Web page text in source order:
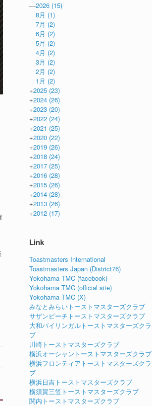
—2026 (15)
8月 (1)
7月 (2)
6月 (2)
5月 (2)
4月 (2)
3月 (2)
2月 (2)
1月 (2)
+2025 (23)
+2024 (26)
+2023 (20)
+2022 (24)
+2021 (25)
+2020 (22)
+2019 (26)
+2018 (24)
+2017 (25)
+2016 (28)
+2015 (26)
+2014 (28)
+2013 (26)
+2012 (17)
Link
Toastmasters International
Toastmasters Japan (District76)
Yokohama TMC (facebook)
Yokohama TMC (official site)
Yokohama TMC (X)
みなとみらいトーストマスターズクラブ
サザンビーチトーストマスターズクラブ
大和バイリンガルトーストマスターズクラ
ブ
川崎トーストマスターズクラブ
横浜オーシャントーストマスターズクラブ
横浜フロンティアトーストマスターズクラ
ブ
横浜日吉トーストマスターズクラブ
横須賀三笠トーストマスターズクラブ
関内トーストマスターズクラブ